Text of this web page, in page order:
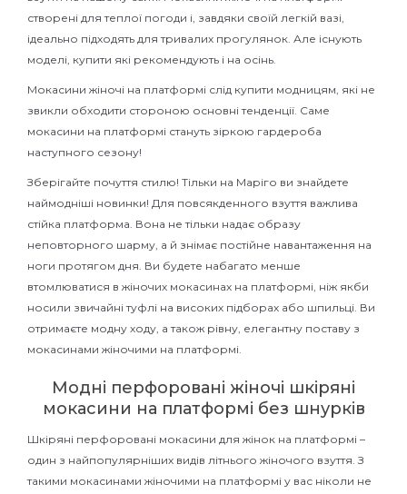
створені для теплої погоди і, завдяки своїй легкій вазі,
ідеально підходять для тривалих прогулянок. Але існують
моделі, купити які рекомендують і на осінь.
Мокасини жіночі на платформі слід купити модницям, які не
звикли обходити стороною основні тенденції. Саме
мокасини на платформі стануть зіркою гардероба
наступного сезону!
Зберігайте почуття стилю! Тільки на Маріго ви знайдете
наймодніші новинки! Для повсякденного взуття важлива
стійка платформа. Вона не тільки надає образу
неповторного шарму, а й знімає постійне навантаження на
ноги протягом дня. Ви будете набагато менше
втомлюватися в жіночих мокасинах на платформі, ніж якби
носили звичайні туфлі на високих підборах або шпильці. Ви
отримаєте модну ходу, а також рівну, елегантну поставу з
мокасинами жіночими на платформі.
Модні перфоровані жіночі шкіряні
мокасини на платформі без шнурків
Шкіряні перфоровані мокасини для жінок на платформі –
один з найпопулярніших видів літнього жіночого взуття. З
такими мокасинами жіночими на платформі у вас ніколи не